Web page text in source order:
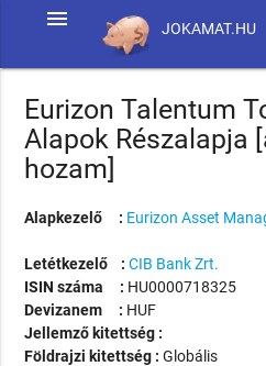
JOKAMAT.HU
menu
Eurizon Talentum
Alapok Részalapja
hozam]
Alapkezelő : Eurizon Asset
Letétkezelő : CIB Bank Zrt.
ISIN száma : HU0000718325
Devizanem : HUF
Jellemző kitettség :
Földrajzi kitettség :Globális